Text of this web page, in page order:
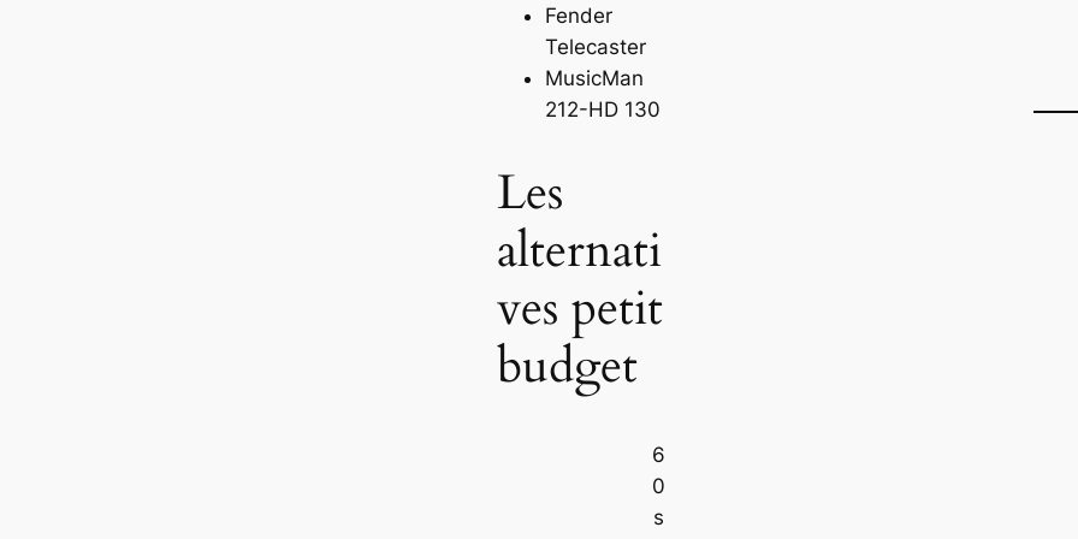
Fender
Telecaster
MusicMan
212-HD 130
Les
alternati
ves petit
budget
6
0
s